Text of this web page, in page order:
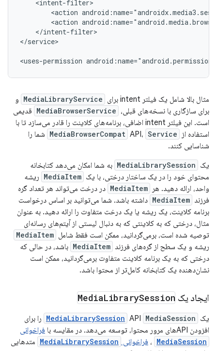
<action
<action
</intent-filter>
</service>
<uses-permission
مثال بالا شامل یک فیلتر intent برای MediaLibraryService و
برای سازگاری با نسخه‌های قبلی، MediaBrowserService قدیمی
است. این فیلتر intent اضافی، برنامه‌های کلاینت را قادر می‌سازد تا با
استفاده از
MediaBrowserCompat API، Service
شما را
شناسایی کنند.
یک MediaLibrarySession به شما امکان می‌دهد کتابخانه
محتوای خود را در یک ساختار درختی، با یک MediaItem ریشه
واحد، ارائه دهید. هر
MediaItem در درخت می‌تواند هر تعداد گره
فرزند MediaItem داشته باشد. شما می‌توانید بر اساس درخواست
برنامه کلاینت، یک ریشه یا یک درخت متفاوت را ارائه دهید. به عنوان
مثال، درختی که به کلاینتی که به دنبال لیستی از آیتم‌های رسانه‌ای
توصیه شده است، برمی‌گردانید، ممکن است فقط شامل MediaItem
ریشه و یک سطح از گره‌های فرزند MediaItem باشد، در حالی که
درختی که به یک برنامه کلاینت متفاوت برمی‌گردانید، ممکن است
نشان‌دهنده یک کتابخانه کامل‌تر از محتوا باشد.
ایجاد یک MediaLibrarySession
یک MediaLibrarySession API MediaSession
را برای
افزودن APIهای مرور محتوا، توسعه می‌دهد. در مقایسه با
فراخوانی
MediaSession ، فراخوانی MediaLibrarySession متدهایی